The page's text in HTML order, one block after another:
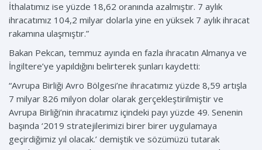
İthalatımız ise yüzde 18,62 oranında azalmıştır. 7 aylık
ihracatımız 104,2 milyar dolarla yine en yüksek 7 aylık ihracat
rakamına ulaşmıştır.”
Bakan Pekcan, temmuz ayında en fazla ihracatın Almanya ve
İngiltere’ye yapıldığını belirterek şunları kaydetti:
“Avrupa Birliği Avro Bölgesi’ne ihracatımız yüzde 8,59 artışla
7 milyar 826 milyon dolar olarak gerçekleştirilmiştir ve
Avrupa Birliği’nin ihracatımız içindeki payı yüzde 49. Senenin
başında ‘2019 stratejilerimizi birer birer uygulamaya
geçirdiğimiz yıl olacak.’ demiştik ve sözümüzü tutarak